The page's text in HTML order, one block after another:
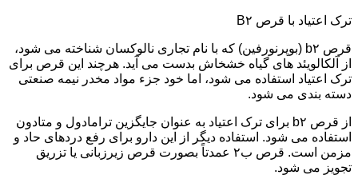
ترک اعتیاد با قرص B۲
قرص b۲ (بوپرنورفین) که با نام تجاری نالوکسان شناخته می شود،
از آلکالویئد های گیاه خشخاش بدست می آید. هرچند این قرص برای
ترک اعتیاد استفاده می شود، اما خود جزء مواد مخدر نیمه صنعتی
دسته بندی می شود.
از قرص b۲ برای ترک اعتیاد به عنوان جایگزین ترامادول و متادون
استفاده می شود. استفاده دیگر از این دارو برای رفع دردهای حاد و
مزمن است. قرص ب۲ عمدتاً بصورت قرص زیرزبانی یا تزریق
تجویز می شود.